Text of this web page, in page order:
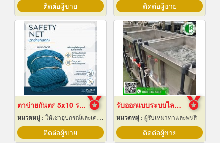
ติดต่อผู้ขาย ติดต่อผู้ขาย
ตาข่ายกันตก 5x10 ราคาถูก
หมวดหมู่ : ให้เช่าอุปกรณ์และเครื่องใช้สำหรับผู้รับเหมาก่อสร้าง
ติดต่อผู้ขาย
รับออกแบบระบบไลน์ชุบชิ้นงานอุตสาหกรรม
หมวดหมู่ : ผู้รับเหมาทาและพ่นสี
ติดต่อผู้ขาย